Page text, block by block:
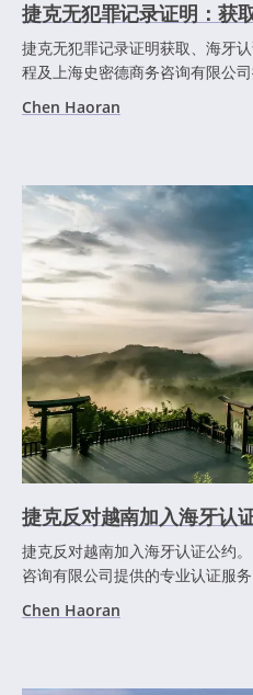
捷克无犯罪记录证明：获
捷克无犯罪记录证明获取、海牙
程及上海史密德商务咨询有限公
Chen Haoran
捷克反对越南加入海牙认
捷克反对越南加入海牙认证公约
咨询有限公司提供的专业认证服务
Chen Haoran